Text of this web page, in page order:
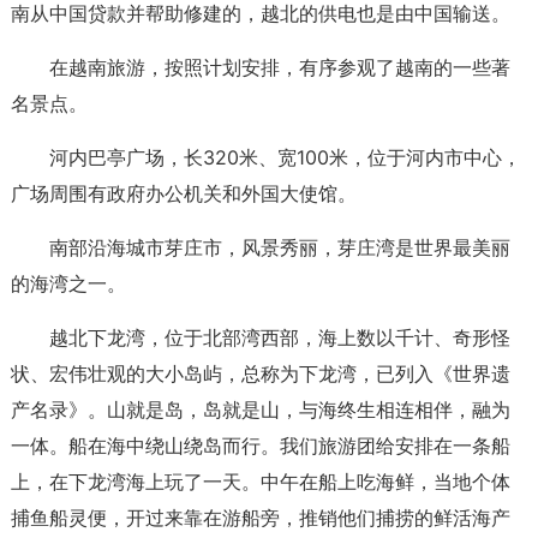
南从中国贷款并帮助修建的，越北的供电也是由中国输送。
在越南旅游，按照计划安排，有序参观了越南的一些著
名景点。
河内巴亭广场，长320米、宽100米，位于河内市中心，
广场周围有政府办公机关和外国大使馆。
南部沿海城市芽庄市，风景秀丽，芽庄湾是世界最美丽
的海湾之一。
越北下龙湾，位于北部湾西部，海上数以千计、奇形怪
状、宏伟壮观的大小岛屿，总称为下龙湾，已列入《世界遗
产名录》。山就是岛，岛就是山，与海终生相连相伴，融为
一体。船在海中绕山绕岛而行。我们旅游团给安排在一条船
上，在下龙湾海上玩了一天。中午在船上吃海鲜，当地个体
捕鱼船灵便，开过来靠在游船旁，推销他们捕捞的鲜活海产